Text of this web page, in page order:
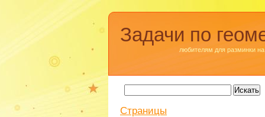
Задачи по
любителям для разминки на
Страницы